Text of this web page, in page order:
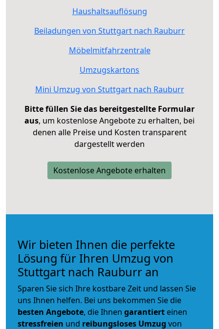
Haushaltsauflösung
Beiladungen von Stuttgart nach Rauburr
Möbelmitfahrzentrale
Umzugskartons
Mini Umzug von Stuttgart nach Rauburr
Bitte füllen Sie das bereitgestellte Formular
aus, um kostenlose Angebote zu erhalten, bei
denen alle Preise und Kosten transparent
dargestellt werden
Kostenlose Angebote erhalten
Wir bieten Ihnen die perfekte
Lösung für Ihren Umzug von
Stuttgart nach Rauburr an
Sparen Sie sich Ihre kostbare Zeit und lassen Sie
uns Ihnen helfen. Bei uns bekommen Sie die
besten Angebote, die Ihnen garantiert einen
stressfreien und reibungsloses Umzug von